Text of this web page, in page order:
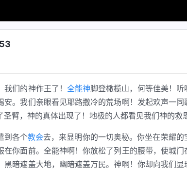
们的神作王了！ 全能神脚登橄榄山，何等佳美！听
。我们亲眼看见耶路撒冷的荒场啊！发起欢声一同
臂，神的真体出现了！地极的人都看见我们神的救
到各个教会去，来显明你的一切奥秘。你坐在荣耀
你面前。全能神啊！你放松了列王的腰带，使城
暗遮盖大地，幽暗遮盖万民。神啊！你却向我们